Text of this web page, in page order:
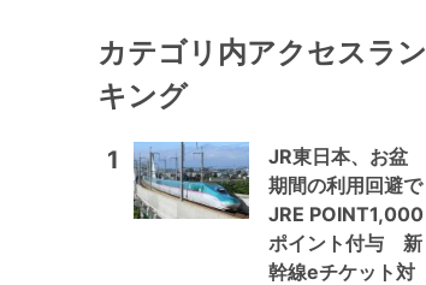
カテゴリ内アクセスラン
キング
1
JR東日本、お盆
期間の利用回避で
JRE POINT1,000
ポイント付与 新
幹線eチケット対